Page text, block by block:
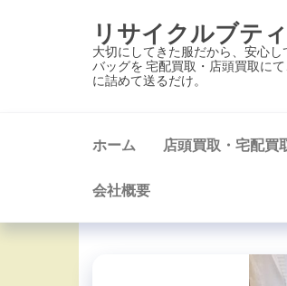
リサイクルブテ
大切にしてきた服だから、安心
バッグを 宅配買取・店頭買取に
に詰めて送るだけ。
ホーム 店頭買取・宅配買
会社概要